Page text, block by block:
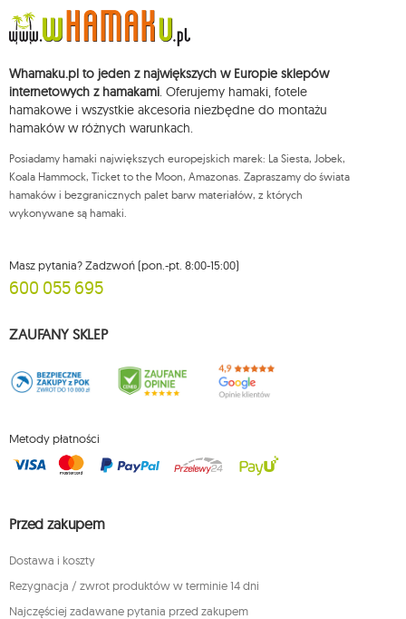
Dane będą przetwarzane w celu wysyłki newslettera i przechowywane do
chwili rezygnacji z subskrypcji.
Przysługuje Ci prawo do żądania dostępu do swoich danych osobowych,
sprzeciwu wobec przetwarzania swoich danych oraz prawo do
wniesienia skargi do organu nadzorczego oraz cofnięcia zgody w
dowolnym momencie bez wpływu na zgodność z prawem przetwarzania,
którego dokonano na podstawie zgody przed jej cofnięciem. W tym celu
możesz kontaktować się z działem obsługi klienta Mouton Interactive pod
Więcej informacji: www.mouton.pl/ODO
Whamaku.pl to jeden z największych w Europie sklepów
internetowych z hamakami. Oferujemy hamaki, fotele
hamakowe i wszystkie akcesoria niezbędne do montażu
hamaków w różnych warunkach.
Posiadamy hamaki największych europejskich marek: La Siesta, Jobek,
Koala Hammock, Ticket to the Moon, Amazonas. Zapraszamy do świata
hamaków i bezgranicznych palet barw materiałów, z których
wykonywane są hamaki.
Masz pytania? Zadzwoń (pon.-pt. 8:00-15:00)
600 055 695
ZAUFANY SKLEP
Metody płatności
Przed zakupem
Dostawa i koszty
Rezygnacja / zwrot produktów w terminie 14 dni
Najczęściej zadawane pytania przed zakupem